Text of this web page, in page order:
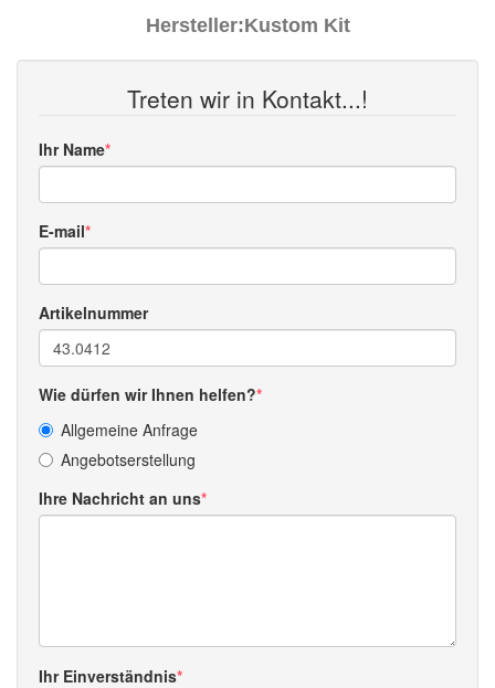
Hersteller:Kustom Kit
Treten wir in Kontakt...!
Ihr Name
E-mail
Artikelnummer
Wie dürfen wir Ihnen helfen?
Allgemeine Anfrage
Angebotserstellung
Ihre Nachricht an uns
Ihr Einverständnis